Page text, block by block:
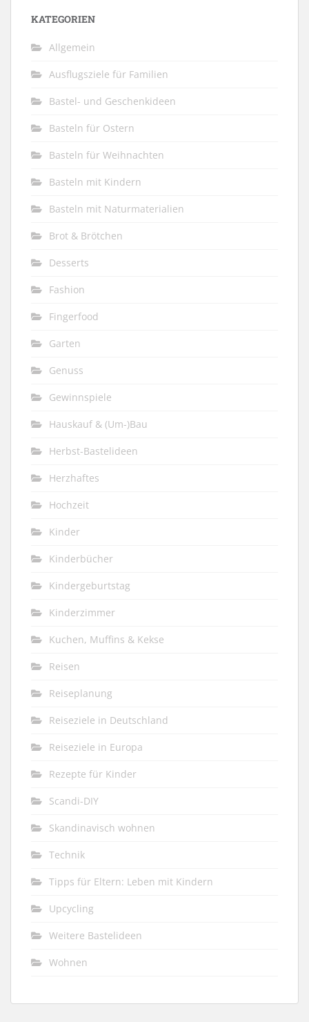
KATEGORIEN
Allgemein
Ausflugsziele für Familien
Bastel- und Geschenkideen
Basteln für Ostern
Basteln für Weihnachten
Basteln mit Kindern
Basteln mit Naturmaterialien
Brot & Brötchen
Desserts
Fashion
Fingerfood
Garten
Genuss
Gewinnspiele
Hauskauf & (Um-)Bau
Herbst-Bastelideen
Herzhaftes
Hochzeit
Kinder
Kinderbücher
Kindergeburtstag
Kinderzimmer
Kuchen, Muffins & Kekse
Reisen
Reiseplanung
Reiseziele in Deutschland
Reiseziele in Europa
Rezepte für Kinder
Scandi-DIY
Skandinavisch wohnen
Technik
Tipps für Eltern: Leben mit Kindern
Upcycling
Weitere Bastelideen
Wohnen